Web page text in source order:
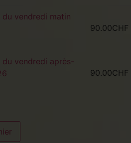
du vendredi matin
90.00CHF
du vendredi après-
90.00CHF